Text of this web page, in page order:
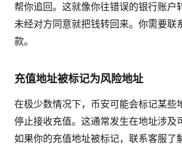
帮你追回。这就像你往错误的银行账户
未经对方同意就把钱转回来。你需要联
款。
充值地址被标记为风险地址
在极少数情况下，币安可能会标记某些
停止接收充值。这通常发生在地址涉及
如果你的充值地址被标记，联系客服了